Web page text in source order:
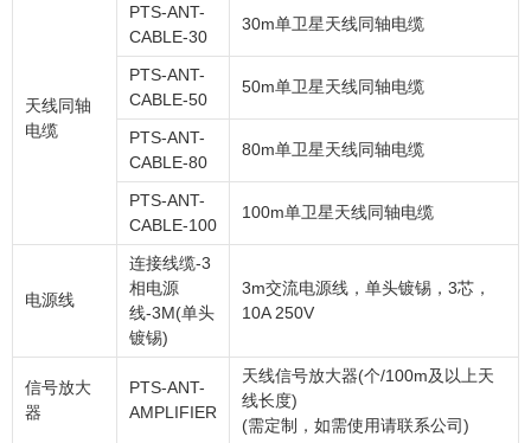
天线同轴
电缆
PTS-ANT-
CABLE-30
30m单卫星天线同轴电缆
PTS-ANT-
CABLE-50
50m单卫星天线同轴电缆
PTS-ANT-
CABLE-80
80m单卫星天线同轴电缆
PTS-ANT-
CABLE-100
100m单卫星天线同轴电缆
电源线
连接线缆-3
相电源
线-3M(单头
镀锡)
3m交流电源线，单头镀锡，3芯，
10A 250V
信号放大
器
PTS-ANT-
AMPLIFIER
天线信号放大器(个/100m及以上天
线长度)
(需定制，如需使用请联系公司)